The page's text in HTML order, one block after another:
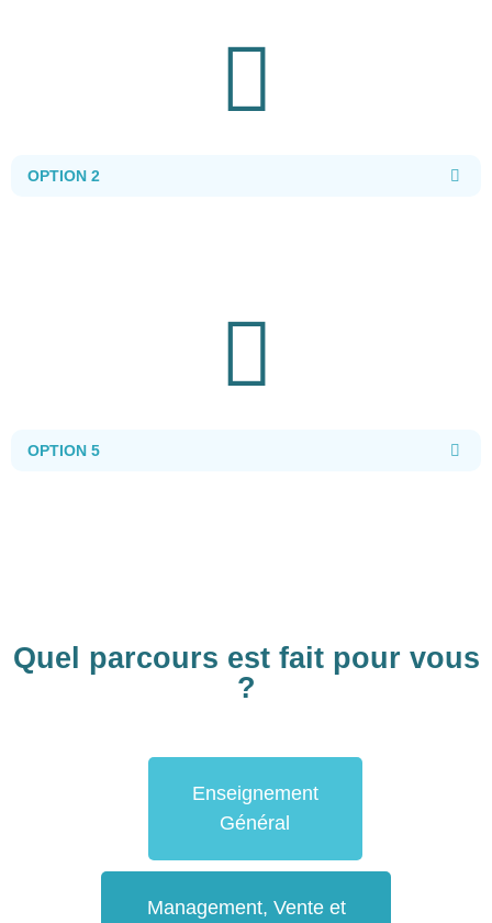
OPTION 2
OPTION 5
Quel parcours est fait pour vous
?
Enseignement
Général
Management, Vente et